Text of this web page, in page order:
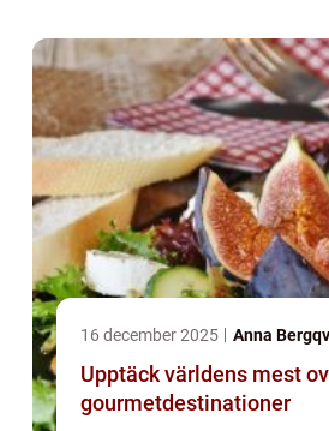
16 december 2025 Anna
Upptäck världens mest
gourmetdestinationer